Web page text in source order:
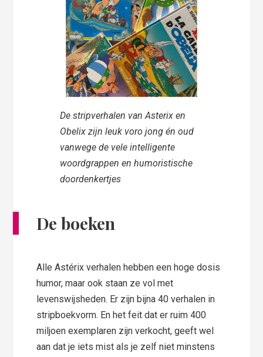
De stripverhalen van Asterix en
Obelix zijn leuk voro jong én oud
vanwege de vele intelligente
woordgrappen en humoristische
doordenkertjes
De boeken
Alle Astérix verhalen hebben een hoge dosis
humor, maar ook staan ze vol met
levenswijsheden. Er zijn bijna 40 verhalen in
stripboekvorm. En het feit dat er ruim 400
miljoen exemplaren zijn verkocht, geeft wel
aan dat je iets mist als je zelf niet minstens